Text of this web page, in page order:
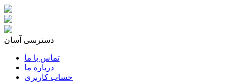
دسترسی آسان
تماس با ما
درباره ما
حساب کاربری